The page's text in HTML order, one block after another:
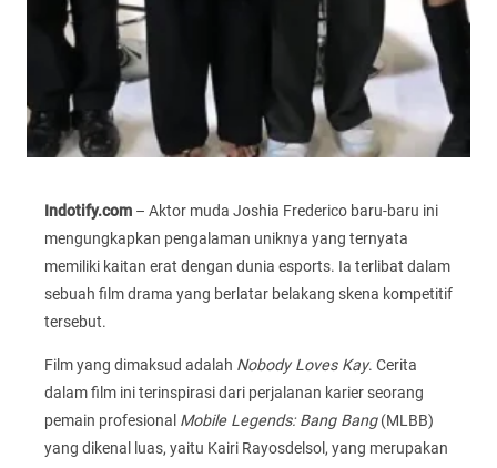
Indotify.com – Aktor muda Joshia Frederico baru-baru ini
mengungkapkan pengalaman uniknya yang ternyata
memiliki kaitan erat dengan dunia esports. Ia terlibat dalam
sebuah film drama yang berlatar belakang skena kompetitif
tersebut.
Film yang dimaksud adalah Nobody Loves Kay. Cerita
dalam film ini terinspirasi dari perjalanan karier seorang
pemain profesional Mobile Legends: Bang Bang(MLBB)
yang dikenal luas, yaitu Kairi Rayosdelsol, yang merupakan